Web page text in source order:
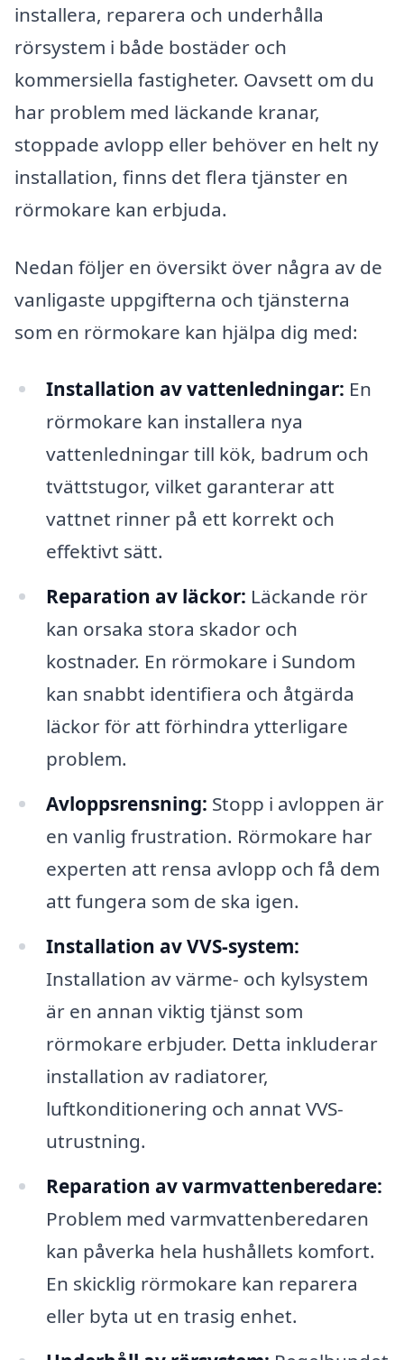
installera, reparera och underhålla
rörsystem i både bostäder och
kommersiella fastigheter. Oavsett om du
har problem med läckande kranar,
stoppade avlopp eller behöver en helt ny
installation, finns det flera tjänster en
rörmokare kan erbjuda.
Nedan följer en översikt över några av de
vanligaste uppgifterna och tjänsterna
som en rörmokare kan hjälpa dig med:
Installation av vattenledningar: En
rörmokare kan installera nya
vattenledningar till kök, badrum och
tvättstugor, vilket garanterar att
vattnet rinner på ett korrekt och
effektivt sätt.
Reparation av läckor: Läckande rör
kan orsaka stora skador och
kostnader. En rörmokare i Sundom
kan snabbt identifiera och åtgärda
läckor för att förhindra ytterligare
problem.
Avloppsrensning: Stopp i avloppen är
en vanlig frustration. Rörmokare har
experten att rensa avlopp och få dem
att fungera som de ska igen.
Installation av VVS-system:
Installation av värme- och kylsystem
är en annan viktig tjänst som
rörmokare erbjuder. Detta inkluderar
installation av radiatorer,
luftkonditionering och annat VVS-
utrustning.
Reparation av varmvattenberedare:
Problem med varmvattenberedaren
kan påverka hela hushållets komfort.
En skicklig rörmokare kan reparera
eller byta ut en trasig enhet.